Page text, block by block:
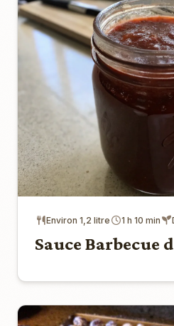
Environ 1,2 litre 1 h 10 min
Sauce Barbecue